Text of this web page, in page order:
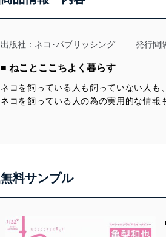
漏えい、滅失またはき損の防止
しています。
アクセス者の識別と認証
機器に標準装備されてい
システムを使用する従業
情報システムの使用に伴う漏
メール等により個人デー
個人情報保護マネジメントシス
出版社： ネコ･パブリッシング 発行間
■ ねことここちよく暮らす
ネコを飼っている人も飼っていない人
ネコを飼っている人の為の実用的な情報
無料サンプル